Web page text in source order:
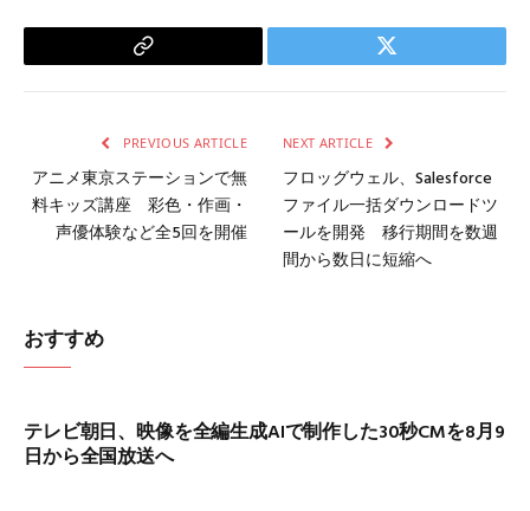
Copy
Twitter
PREVIOUS ARTICLE
アニメ東京ステーションで無
料キッズ講座 彩色・作画・
声優体験など全5回を開催
NEXT ARTICLE
フロッグウェル、Salesforce
ファイル一括ダウンロードツ
ールを開発 移行期間を数週
間から数日に短縮へ
おすすめ
テレビ朝日、映像を全編生成AIで制作した30秒CMを8月9
日から全国放送へ